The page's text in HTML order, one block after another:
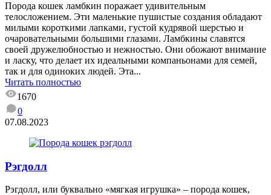
Порода кошек ламбкин поражает удивительным
телосложением. Эти маленькие пушистые создания обладают
милыми короткими лапками, густой кудрявой шерстью и
очаровательными большими глазами. Ламбкины славятся
своей дружелюбностью и нежностью. Они обожают внимание
и ласку, что делает их идеальными компаньонами для семей,
так и для одиноких людей. Эта...
Читать полностью
1670
0
07.08.2023
Рэгдолл
Рэгдолл, или буквально «мягкая игрушка» – порода кошек,